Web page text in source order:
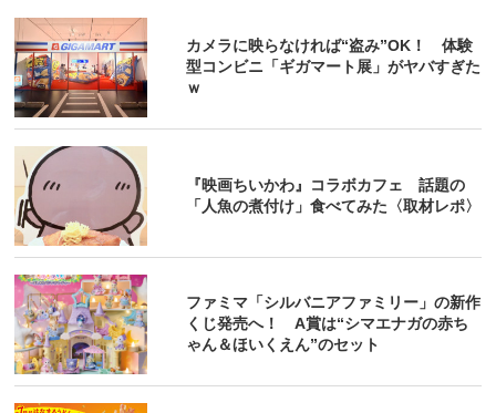
カメラに映らなければ“盗み”OK！ 体験
型コンビニ「ギガマート展」がヤバすぎた
ｗ
『映画ちいかわ』コラボカフェ 話題の
「人魚の煮付け」食べてみた〈取材レポ〉
ファミマ「シルバニアファミリー」の新作
くじ発売へ！ A賞は“シマエナガの赤ち
ゃん＆ほいくえん”のセット